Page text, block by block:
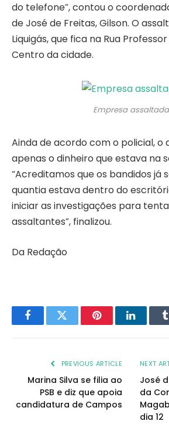
do telefone”, contou o
de José de Freitas, Gilson. O
Liquigás, que fica na Rua
Centro da cidade.
Empresa assaltada
Ainda de acordo com o policial, o
apenas o dinheiro que estava na
“Acreditamos que os bandidos já
quantia estava dentro do
iniciar as investigações para
assaltantes”, finalizou.
Da Redação
FacebookTwitter PinterestLinkedIn
PREVIOUS ARTICLE
Marina Silva se filia ao
PSB e diz que apoia
candidatura de Campos
NEXT
José
da
dia 12